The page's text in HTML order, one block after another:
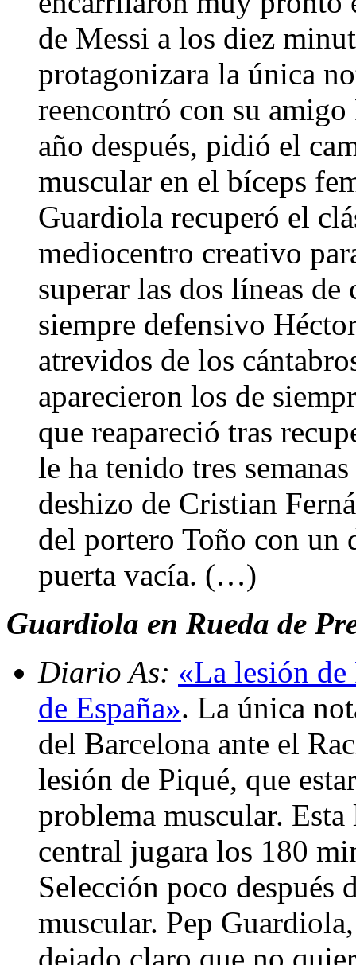
de Messi a los diez
protagonizara la única
reencontró con su
año después, pidió el
muscular en el bíceps
Guardiola recuperó el
mediocentro creativo
superar las dos líneas
siempre defensivo
atrevidos de los
aparecieron los de
que reapareció tras
le ha tenido tres
deshizo de Cristian
del portero Toño con un
puerta vacía. (…)
Guardiola en Rueda de
Diario As: «La lesión
de España». La única
del Barcelona ante el
lesión de Piqué, que
problema muscular.
central jugara los 180
Selección poco después
muscular. Pep
dejado claro que no